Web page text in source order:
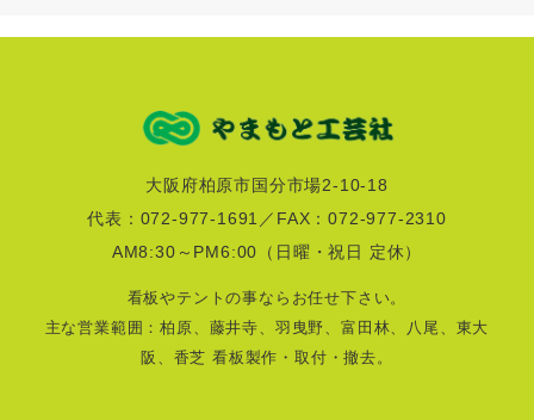
大阪府柏原市国分市場2-10-18
代表：072-977-1691／FAX：072-977-2310
AM8:30～PM6:00 （日曜・祝日 定休）
看板やテントの事ならお任せ下さい。
主な営業範囲：柏原、藤井寺、羽曳野、富田林、八尾、東大
阪、香芝 看板製作・取付・撤去。